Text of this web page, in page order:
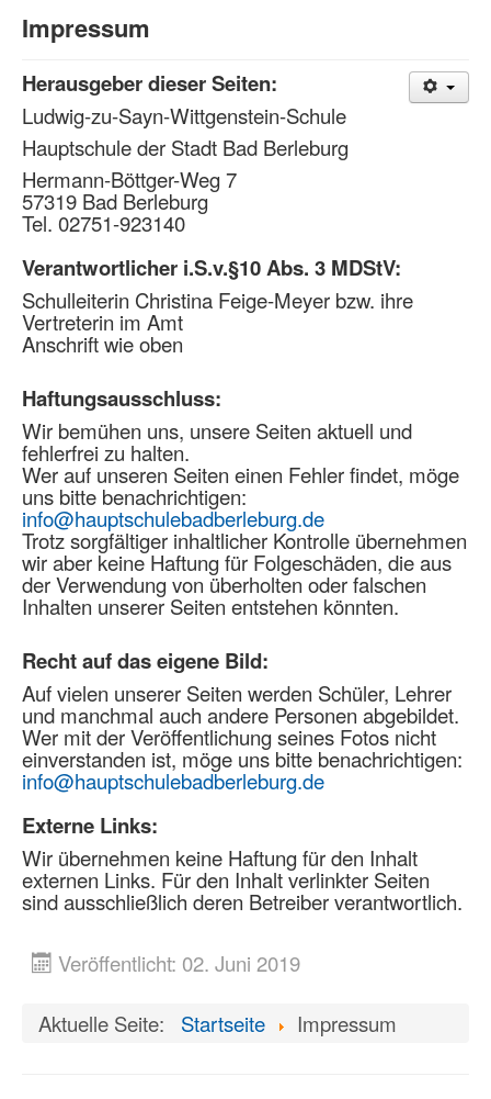
Impressum
Herausgeber dieser Seiten:
Ludwig-zu-Sayn-Wittgenstein-Schule
Hauptschule der Stadt Bad Berleburg
Hermann-Böttger-Weg 7
57319 Bad Berleburg
Tel. 02751-923140
Verantwortlicher i.S.v.§10 Abs. 3 MDStV:
Schulleiterin Christina Feige-Meyer bzw. ihre
Vertreterin im Amt
Anschrift wie oben
Haftungsausschluss:
Wir bemühen uns, unsere Seiten aktuell und
fehlerfrei zu halten.
Wer auf unseren Seiten einen Fehler findet, möge
uns bitte benachrichtigen:
info@hauptschulebadberleburg.de
Trotz sorgfältiger inhaltlicher Kontrolle übernehmen
wir aber keine Haftung für Folgeschäden, die aus
der Verwendung von überholten oder falschen
Inhalten unserer Seiten entstehen könnten.
Recht auf das eigene Bild:
Auf vielen unserer Seiten werden Schüler, Lehrer
und manchmal auch andere Personen abgebildet.
Wer mit der Veröffentlichung seines Fotos nicht
einverstanden ist, möge uns bitte benachrichtigen:
info@hauptschulebadberleburg.de
Externe Links:
Wir übernehmen keine Haftung für den Inhalt
externen Links. Für den Inhalt verlinkter Seiten
sind ausschließlich deren Betreiber verantwortlich.
Veröffentlicht: 02. Juni 2019
Aktuelle Seite: Startseite Impressum